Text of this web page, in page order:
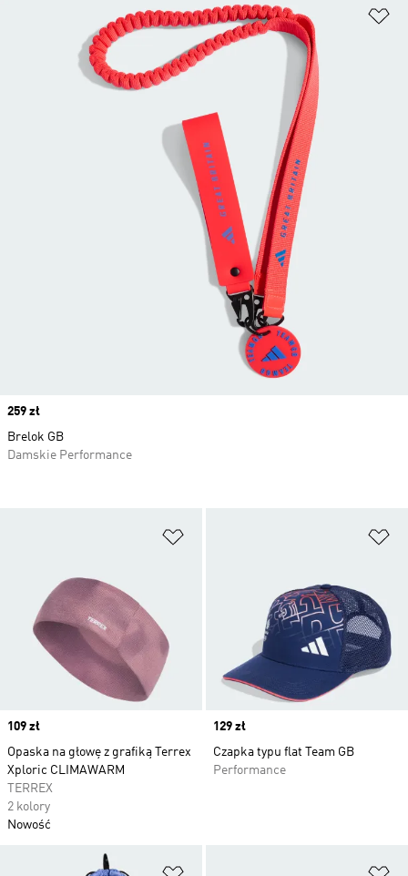
Price
109 zł
Opaska na głowę z grafiką Terrex
Xploric CLIMAWARM
TERREX
2 kolory
Nowość
Price
129 zł
Czapka typu flat Team GB
Performance
Price
259 zł
Brelok GB
Damskie Performance